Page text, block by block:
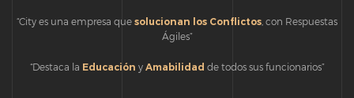
“City es una empresa que solucionan los Conflictos , con Respuestas
Ágiles”
“Destaca la Educación y Amabilidad de todos sus funcionarios”